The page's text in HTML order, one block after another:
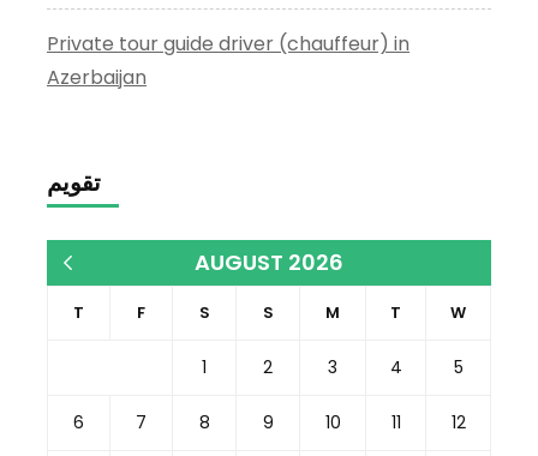
Private tour guide driver (chauffeur) in
Azerbaijan
تقويم
AUGUST 2026
T F S S M T W
1 2 3 4 5
6 7 8 9 10 11 12